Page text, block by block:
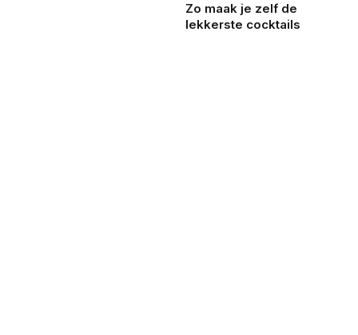
Zo maak je zelf de
lekkerste cocktails